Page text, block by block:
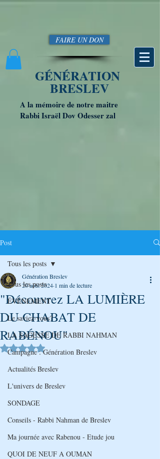
FAIRE UN DON
GÉNÉRATION
BRESLEV
A la mémoire de notre maitre
Rabbi Israël Dov Odesser zal
Post
Tous les posts
ÉVÉNEMENT
Le saviez-vous?
LA SAGESSE DE RABBI NAHMAN
Campagne : Génération Breslev
Actualités Breslev
L'univers de Breslev
SONDAGE
Conseils - Rabbi Nahman de Breslev
Ma journée avec Rabenou - Etude jou
QUOI DE NEUF A OUMAN
Tous les posts
"Découvrez LA LUMIÈRE
DU CHABAT DE
RABÉNOU"
Génération Breslev
20 août 2024 1 min de lecture
Noté NaN étoiles sur 5.